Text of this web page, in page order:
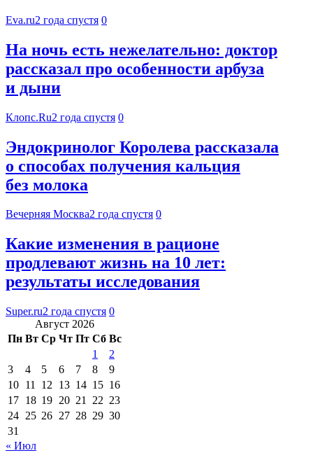
Eva.ru2 года спустя 0
На ночь есть нежелательно: доктор
рассказал про особенности арбуза
и дыни
Клопс.Ru2 года спустя 0
Эндокринолог Королева рассказала
о способах получения кальция
без молока
Вечерняя Москва2 года спустя 0
Какие изменения в рационе
продлевают жизнь на 10 лет:
результаты исследования
Super.ru2 года спустя 0
Август 2026
Пн Вт Ср Чт Пт Сб Вс
1
2
3
4 5 6 7 8
9
10 11 12 13 14 15 16
17 18 19 20 21 22 23
24 25 26 27 28 29 30
31
« Июл